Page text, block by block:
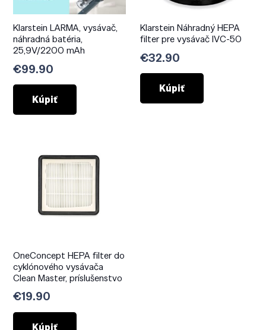
Klarstein LARMA, vysávač,
náhradná batéria,
25,9V/2200 mAh
€99.90
Kúpiť
Klarstein Náhradný HEPA
filter pre vysávač IVC-50
€32.90
Kúpiť
OneConcept HEPA filter do
cyklónového vysávača
Clean Master, príslušenstvo
€19.90
Kúpiť